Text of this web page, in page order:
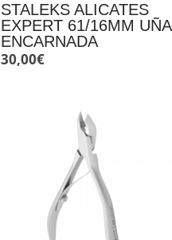
STALEKS ALICATES
EXPERT 61/16MM UÑA
ENCARNADA
30,00€